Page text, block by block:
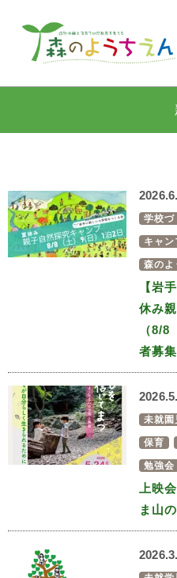
学校づ
キャン
森のよ
【岩
休み
（8/
者募集
未就園
保育
勉強会
上映
ま山